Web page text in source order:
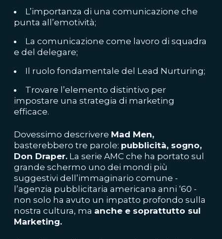
L’importanza di una comunicazione che
punta all’emotività;
La comunicazione come lavoro di squadra
e del delegare;
Il ruolo fondamentale del Lead Nurturing;
Trovare l’elemento distintivo per
impostare una strategia di marketing
efficace.
Dovessimo descrivere Mad Men,
basterebbero tre parole: pubblicità, sogno,
Don Draper. La serie AMC che ha portato sul
grande schermo uno dei mondi più
suggestivi dell’immaginario comune -
l’agenzia pubblicitaria americana anni ‘60 -
non solo ha avuto un impatto profondo sulla
nostra cultura, ma anche e soprattutto sul
Marketing.